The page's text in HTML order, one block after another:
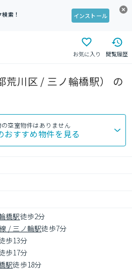
索！
インストール
お気に入り 閲覧履歴
荒川区 / 三ノ輪橋駅） の
空室物件はありません
おすすめ物件を見る
橋駅徒歩2分
/ 三ノ輪駅徒歩7分
歩13分
歩17分
駅徒歩18分